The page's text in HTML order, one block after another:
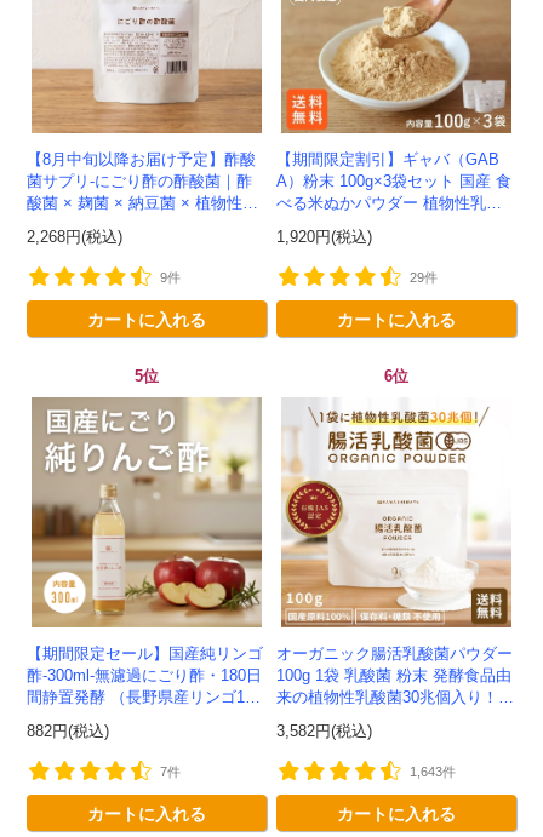
【8月中旬以降お届け予定】酢酸
菌サプリ-にごり酢の酢酸菌｜酢
酸菌 × 麹菌 × 納豆菌 × 植物性乳
酸菌20兆個を一粒に凝縮-かわし
ま屋-モニター追加20...
2,268円(税込)
9件
カートに入れる
【期間限定割引】ギャバ（GAB
A）粉末 100g×3袋セット 国産 食
べる米ぬかパウダー 植物性乳酸
菌発酵 -かわしま屋- 【送料無
料】*メール便での発送...
1,920円(税込)
29件
カートに入れる
5位
【期間限定セール】国産純リンゴ
酢-300ml-無濾過にごり酢・180日
間静置発酵 （長野県産リンゴ10
0%）-かわしま屋-
882円(税込)
7件
カートに入れる
6位
オーガニック腸活乳酸菌パウダー
100g 1袋 乳酸菌 粉末 発酵食品由
来の植物性乳酸菌30兆個入り！有
機JAS認定 -かわしま屋- 【送料無
料】 *メ...
3,582円(税込)
1,643件
カートに入れる